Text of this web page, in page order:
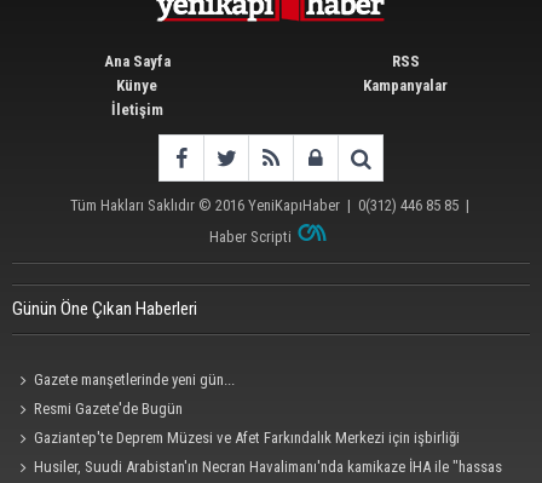
Ana Sayfa
Künye
İletişim
RSS
Kampanyalar
Tüm Hakları Saklıdır © 2016 YeniKapıHaber| 0(312) 446 85 85|
Haber Scripti
Günün Öne Çıkan Haberleri
Gazete manşetlerinde yeni gün...
Resmi Gazete'de Bugün
Gaziantep'te Deprem Müzesi ve Afet Farkındalık Merkezi için işbirliği
protokolü imzalandı
Husiler, Suudi Arabistan'ın Necran Havalimanı'nda kamikaze İHA ile "hassas